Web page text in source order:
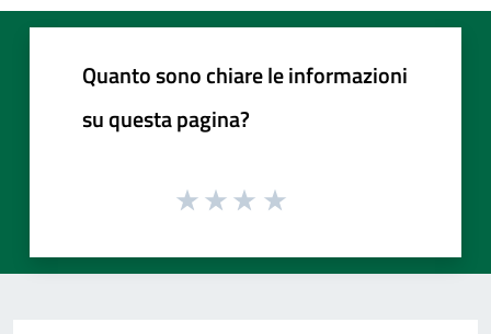
Quanto sono chiare le informazioni
su questa pagina?